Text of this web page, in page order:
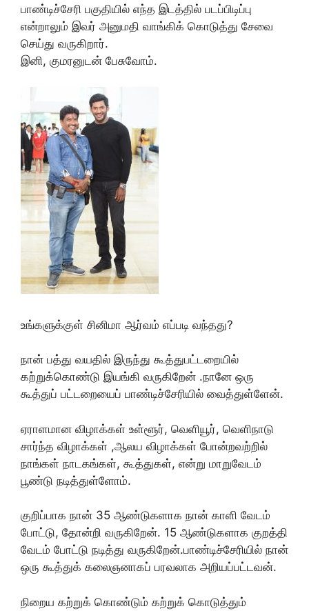
பாண்டிச்சேரி பகுதியில் எந்த இடத்தில் படப்பிடிப்பு
என்றாலும் இவர் அனுமதி வாங்கிக் கொடுத்து சேவை
செய்து வருகிறார்.
இனி, குமரனுடன் பேசுவோம்.
உங்களுக்குள் சினிமா ஆர்வம் எப்படி வந்தது?
நான் பத்து வயதில் இருந்து கூத்துபட்டறையில்
கற்றுக்கொண்டு இயங்கி வருகிறேன் .நானே ஒரு
கூத்துப் பட்டறையைப் பாண்டிச்சேரியில் வைத்துள்ளேன்.
ஏராளமான விழாக்கள் உள்ளூர், வெளியூர், வெளிநாடு
சார்ந்த விழாக்கள் ,ஆலய விழாக்கள் போன்றவற்றில்
நாங்கள் நாடகங்கள், கூத்துகள், என்று மாறுவேடம்
பூண்டு நடித்துள்ளோம்.
குறிப்பாக நான் 35 ஆண்டுகளாக நான் காளி வேடம்
போட்டு, தோன்றி வருகிறேன். 15 ஆண்டுகளாக குறத்தி
வேடம் போட்டு நடித்து வருகிறேன்.பாண்டிச்சேரியில் நான்
ஒரு கூத்துக் கலைஞனாகப் பரவலாக அறியப்பட்டவன்.
நிறைய கற்றுக் கொண்டும் கற்றுக் கொடுத்தும்